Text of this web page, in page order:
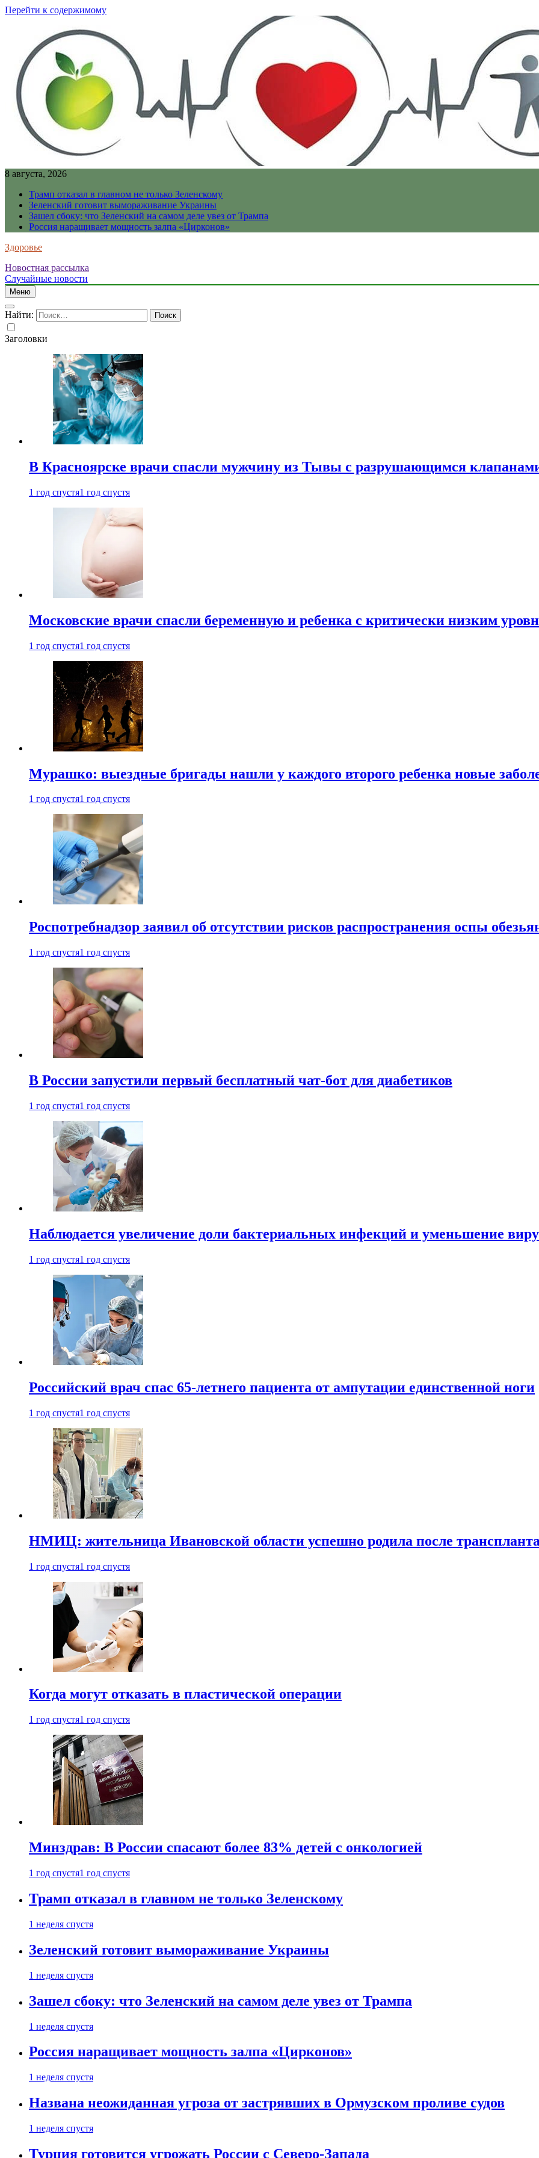
Перейти к содержимому
8 августа, 2026
Трамп отказал в главном не только Зеленскому
Зеленский готовит вымораживание Украины
Зашел сбоку: что Зеленский на самом деле увез от Трампа
Россия наращивает мощность залпа «Цирконов»
Здоровье
Новостная рассылка
Случайные новости
Меню
Найти:
Заголовки
В Красноярске врачи спасли мужчину из Тывы с разрушающимся
1 год спустя1 год спустя
Московские врачи спасли беременную и ребенка с критически низким
1 год спустя1 год спустя
Мурашко: выездные бригады нашли у каждого второго ребенка новые
1 год спустя1 год спустя
Роспотребнадзор заявил об отсутствии рисков распространения оспы
1 год спустя1 год спустя
В России запустили первый бесплатный чат-бот для диабетиков
1 год спустя1 год спустя
Наблюдается увеличение доли бактериальных инфекций и уменьшение
1 год спустя1 год спустя
Российский врач спас 65-летнего пациента от ампутации единственной ноги
1 год спустя1 год спустя
НМИЦ: жительница Ивановской области успешно родила после
1 год спустя1 год спустя
Когда могут отказать в пластической операции
1 год спустя1 год спустя
Минздрав: В России спасают более 83% детей с онкологией
1 год спустя1 год спустя
Трамп отказал в главном не только Зеленскому
1 неделя спустя
Зеленский готовит вымораживание Украины
1 неделя спустя
Зашел сбоку: что Зеленский на самом деле увез от Трампа
1 неделя спустя
Россия наращивает мощность залпа «Цирконов»
1 неделя спустя
Названа неожиданная угроза от застрявших в Ормузском проливе судов
1 неделя спустя
Турция готовится угрожать России с Северо-Запада